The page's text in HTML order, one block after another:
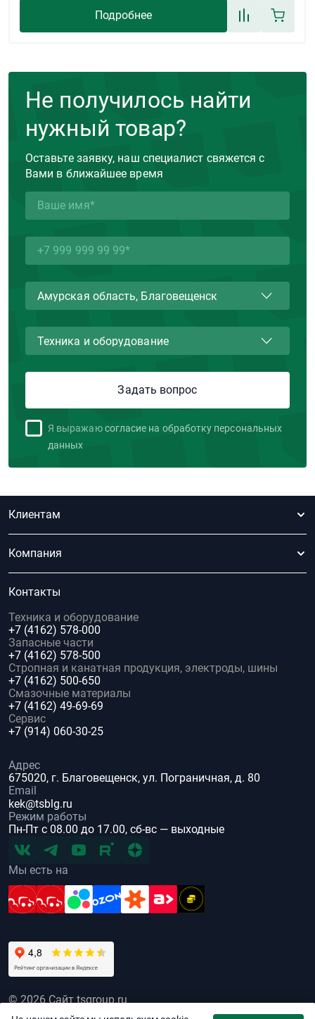
Подробнее
Не получилось найти
нужный товар?
Оставьте заявку, наш специалист свяжется с
Вами в ближайшее время
Я выражаю согласие на обработку персональных
данных
Клиентам
Компания
Контакты
Техника и оборудование
+7 (4162) 578-000
Запасные части
+7 (4162) 578-500
Стропная и канатная продукция, электроды, шины
+7 (4162) 500-650
Смазочные материалы
+7 (4162) 49-69-69
Сервис
+7 (914) 060-30-25
Адрес
675020, г. Благовещенск, ул. Пограничная, д. 80
Email
kek@tsblg.ru
Режим работы
Пн-Пт с 08.00 до 17.00, сб-вс — выходные
Мы есть на
© 2026 Сайт tsgroup.ru